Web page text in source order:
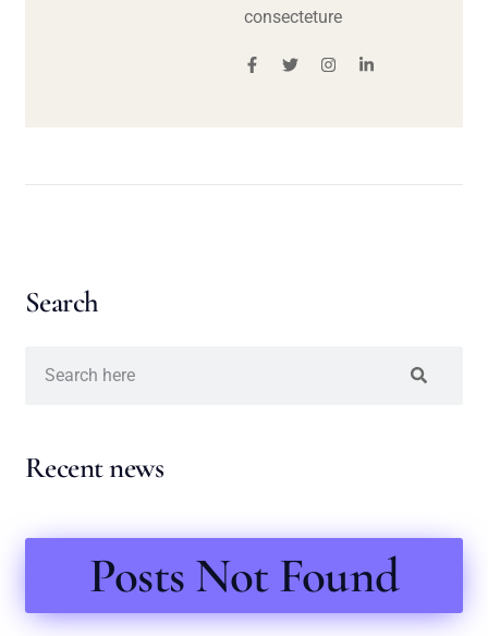
consecteture
Search
Recent news
Posts Not Found